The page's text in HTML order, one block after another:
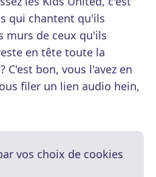
qui chantent qu'ils
murs de ceux qu'ils
en tête toute la
C'est bon, vous l'avez en
filer un lien audio hein,
vos choix de cookies